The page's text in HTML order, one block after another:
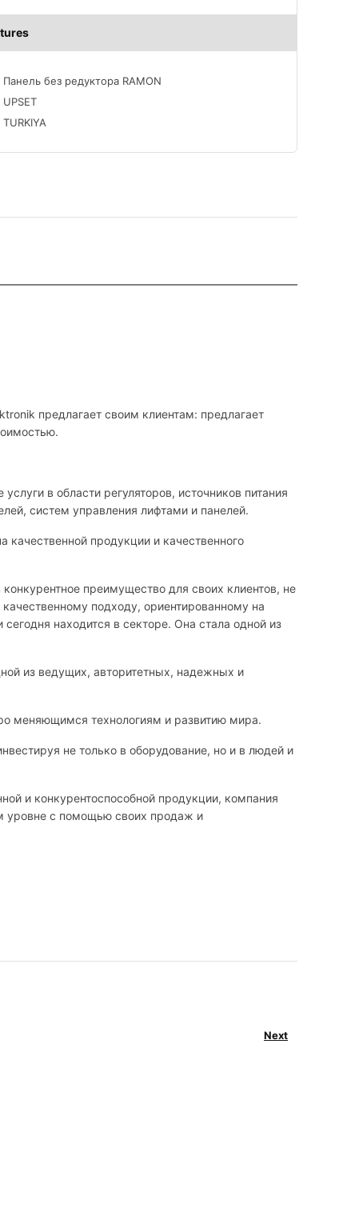
Панель без редуктора RAMON
UPSET
TURKIYA
предлагает своим клиентам: предлагает
в области регуляторов, источников питания
систем управления лифтами и панелей.
качественной продукции и качественного
преимущество для своих клиентов, не
подходу, ориентированному на
находится в секторе. Она стала одной из
из ведущих, авторитетных, надежных и
меняющимся технологиям и развитию мира.
не только в оборудование, но и в людей и
и конкурентоспособной продукции, компания
уровне с помощью своих продаж и
Next